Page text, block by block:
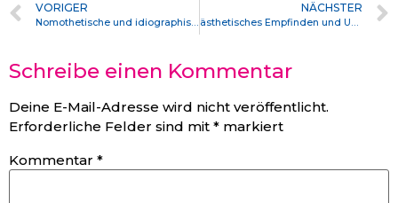
VORIGER
Nomothetische und idiographische Wissenschaften: die Geburt des Schwachsinns aus dem Geiste des Blabla
NÄCHSTER
ästhetisches Empfinden und Unterhaltung
Schreibe einen Kommentar
Deine E-Mail-Adresse wird nicht veröffentlicht.
Erforderliche Felder sind mit * markiert
Kommentar *